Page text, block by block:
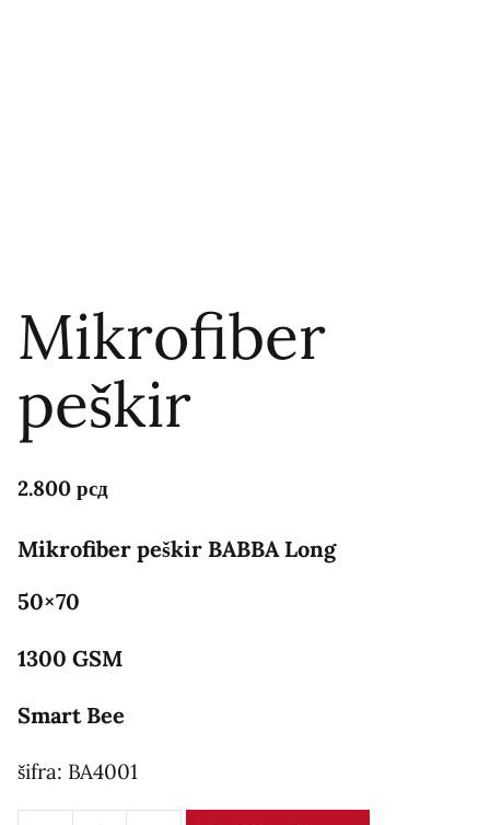
Mikrofiber
peškir
2.800 рсд
Mikrofiber peškir BABBA Long
50×70
1300 GSM
Smart Bee
šifra: BA4001